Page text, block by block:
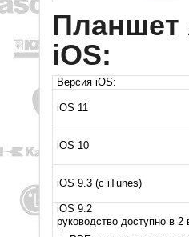
Планшет
iOS:
Версия iOS:
iOS 11
iOS 10
iOS 9.3 (с iTunes)
iOS 9.2
руководство доступно в 2